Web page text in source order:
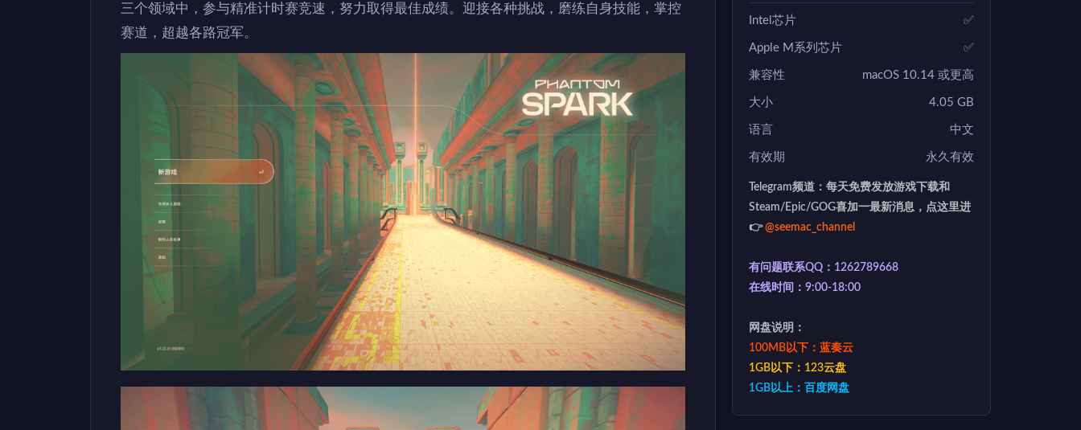
三个领域中，参与精准计时赛竞速，努力取得最佳成绩。迎接各种挑战，磨练自身技能，掌控
赛道，超越各路冠军。
Intel芯片 ✅
Apple M系列芯片 ✅
兼容性 macOS 10.14 或更高
大小 4.05 GB
语言 中文
有效期 永久有效
Telegram频道：每天免费发放游戏下载和
Steam/Epic/GOG喜加一最新消息，点这里进
👉@seemac_channel
有问题联系QQ：1262789668
在线时间：9:00-18:00
网盘说明：
100MB以下：蓝奏云
1GB以下：123云盘
1GB以上：百度网盘